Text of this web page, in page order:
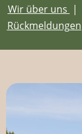
Wir über uns |
Rückmeldungen